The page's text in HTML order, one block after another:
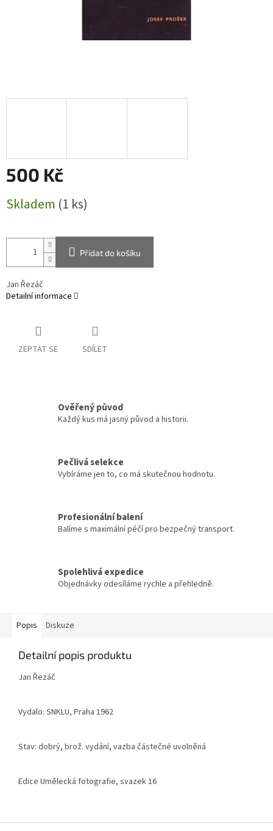
500 Kč
cena:
Skladem (1 ks)
Přidat do košíku
Jan Řezáč
Detailní informace
ZEPTAT SE SDÍLET
Ověřený původ
Každý kus má jasný původ a historii.
Pečlivá selekce
Vybíráme jen to, co má skutečnou hodnotu.
Profesionální balení
Balíme s maximální péčí pro bezpečný transport.
Spolehlivá expedice
Objednávky odesíláme rychle a přehledně.
Popis Diskuze
Detailní popis produktu
Jan Řezáč
Vydalo: SNKLU, Praha 1962
Stav: dobrý, brož. vydání, vazba částečné uvolněná
Edice Umělecká fotografie, svazek 16